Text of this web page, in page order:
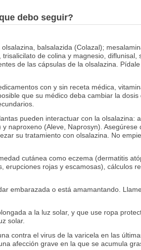
debo seguir?
balsalazida (Colazal);
de colina y magnesio,
de las cápsulas de la olsalazina.
con y sin receta médica,
que su médico deba cambiar la
pueden interactuar con la olsalazina:
naproxeno (Aleve, Naprosyn).
su tratamiento con olsalazina. No
cutánea como eczema (dermatitis
erupciones rojas y escamosas), cálculos
embarazada o está amamantando.
a la luz solar, y que use ropa
solar.
contra el virus de la varicela en las
afección grave en la que se acumula